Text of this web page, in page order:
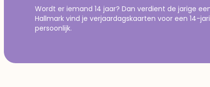
Wordt er iemand 14 jaar? Dan verdient de jarige
Hallmark vind je verjaardagskaarten voor een 14-
persoonlijk.